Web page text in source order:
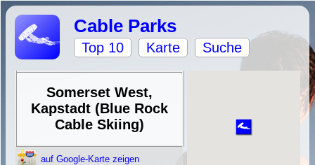
Cable Parks
Top 10 Karte Suche
Somerset West,
Kapstadt (Blue Rock
Cable Skiing)
auf Google-Karte zeigen